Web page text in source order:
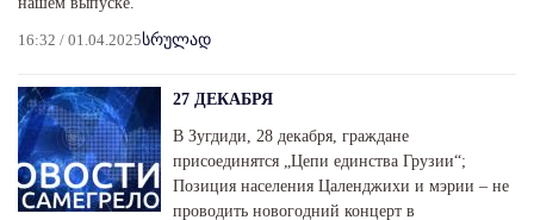
16:32 / 01.04.2025სრულად
27 ДЕКАБРЯ
В Зугдиди, 28 декабря, граждане
присоединятся „Цепи единства Грузии“;
Позиция населения Цаленджихи и мэрии – не
проводить новогодний концерт в